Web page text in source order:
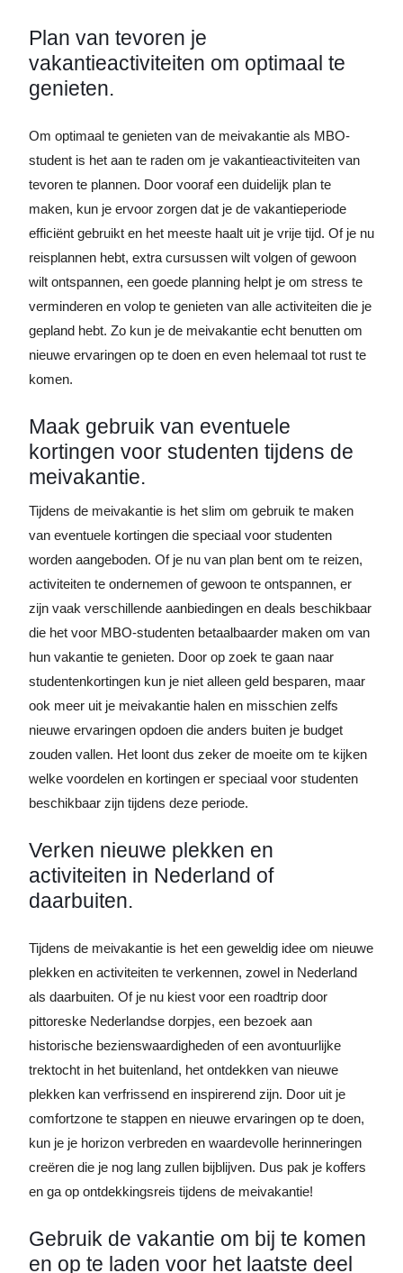
Plan van tevoren je
vakantieactiviteiten om optimaal te
genieten.
Om optimaal te genieten van de meivakantie als MBO-
student is het aan te raden om je vakantieactiviteiten van
tevoren te plannen. Door vooraf een duidelijk plan te
maken, kun je ervoor zorgen dat je de vakantieperiode
efficiënt gebruikt en het meeste haalt uit je vrije tijd. Of je nu
reisplannen hebt, extra cursussen wilt volgen of gewoon
wilt ontspannen, een goede planning helpt je om stress te
verminderen en volop te genieten van alle activiteiten die je
gepland hebt. Zo kun je de meivakantie echt benutten om
nieuwe ervaringen op te doen en even helemaal tot rust te
komen.
Maak gebruik van eventuele
kortingen voor studenten tijdens de
meivakantie.
Tijdens de meivakantie is het slim om gebruik te maken
van eventuele kortingen die speciaal voor studenten
worden aangeboden. Of je nu van plan bent om te reizen,
activiteiten te ondernemen of gewoon te ontspannen, er
zijn vaak verschillende aanbiedingen en deals beschikbaar
die het voor MBO-studenten betaalbaarder maken om van
hun vakantie te genieten. Door op zoek te gaan naar
studentenkortingen kun je niet alleen geld besparen, maar
ook meer uit je meivakantie halen en misschien zelfs
nieuwe ervaringen opdoen die anders buiten je budget
zouden vallen. Het loont dus zeker de moeite om te kijken
welke voordelen en kortingen er speciaal voor studenten
beschikbaar zijn tijdens deze periode.
Verken nieuwe plekken en
activiteiten in Nederland of
daarbuiten.
Tijdens de meivakantie is het een geweldig idee om nieuwe
plekken en activiteiten te verkennen, zowel in Nederland
als daarbuiten. Of je nu kiest voor een roadtrip door
pittoreske Nederlandse dorpjes, een bezoek aan
historische bezienswaardigheden of een avontuurlijke
trektocht in het buitenland, het ontdekken van nieuwe
plekken kan verfrissend en inspirerend zijn. Door uit je
comfortzone te stappen en nieuwe ervaringen op te doen,
kun je je horizon verbreden en waardevolle herinneringen
creëren die je nog lang zullen bijblijven. Dus pak je koffers
en ga op ontdekkingsreis tijdens de meivakantie!
Gebruik de vakantie om bij te komen
en op te laden voor het laatste deel